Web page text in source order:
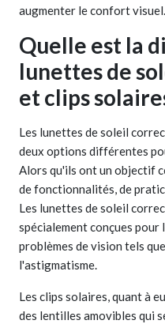
augmenter le confort visuel.
Quelle est la
lunettes de
et clips
Les lunettes de soleil
deux options différentes
Alors qu'ils ont un objectif
de fonctionnalités, de
Les lunettes de soleil
spécialement conçues pour
problèmes de vision tels
l'astigmatisme.
Les clips solaires, quant à
des lentilles amovibles qui